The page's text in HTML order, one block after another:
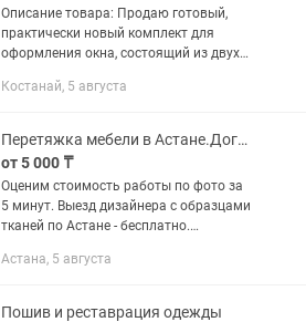
Описание товара: Продаю готовый,
практически новый комплект для
оформления окна, состоящий из двух
Комплект выглядит очень современно
Костанай, 5 августа
Перетяжка мебели в Астане.Договор и гарантия.Ремонт диванов.
от 5 000 ₸
Оценим стоимость работы по фото за
5 минут. Выезд дизайнера с образцами
тканей по Астане - бесплатно.
кресел, стульев, кроватей, кухонных
Астана, 5 августа
Пошив и реставрация одежды